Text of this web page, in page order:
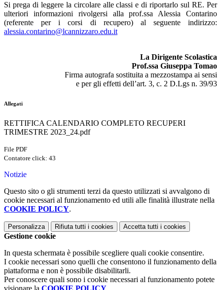
Si prega di leggere la circolare alle classi e di riportarlo sul RE. Per
ulteriori informazioni rivolgersi alla prof.ssa Alessia Contarino
(referente per i corsi di recupero) al seguente indirizzo:
alessia.contarino@lcannizzaro.edu.it
La Dirigente Scolastica
Prof.ssa Giuseppa Tomao
Firma autografa sostituita a mezzostampa ai sensi
e per gli effetti dell’art. 3, c. 2 D.Lgs n. 39/93
Allegati
RETTIFICA CALENDARIO COMPLETO RECUPERI
TRIMESTRE 2023_24.pdf
File PDF
Contatore click: 43
Notizie
Questo sito o gli strumenti terzi da questo utilizzati si avvalgono di
cookie necessari al funzionamento ed utili alle finalità illustrate nella
COOKIE POLICY.
Personalizza Rifiuta tutti i cookies Accetta tutti i cookies
Gestione cookie
In questa schermata è possibile scegliere quali cookie consentire.
I cookie necessari sono quelli che consentono il funzionamento della
piattaforma e non è possibile disabilitarli.
Per conoscere quali sono i cookie necessari al funzionamento potete
visionare la COOKIE POLICY